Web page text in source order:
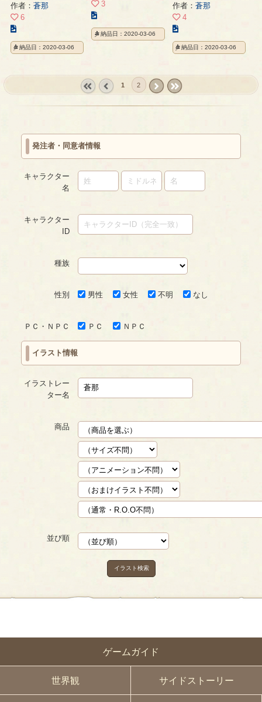
ゲームガイド
世界観 サイドストーリー
作者： 蒼那
6
の
イ
ジ
納品日：2020-03-06
3
の
イ
の
ペ
ー
納品日：2020-03-06
作者： 蒼那
4
の
イ
ト
ジ
納品日：2020-03-06
1 2
発注者・同意者情報
キャラクター
名
キャラクター
ID
種族
性別 男性 女性 不明 なし
ＰＣ・ＮＰＣ ＰＣ ＮＰＣ
イラスト情報
イラストレー
ター名
商品
並び順
イラスト検索